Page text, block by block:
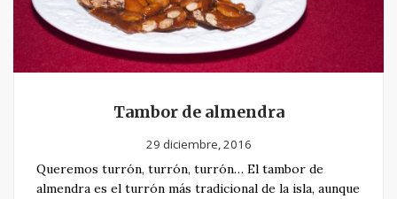
Tambor de almendra
29 diciembre, 2016
Queremos turrón, turrón, turrón… El tambor de
almendra es el turrón más tradicional de la isla, aunque